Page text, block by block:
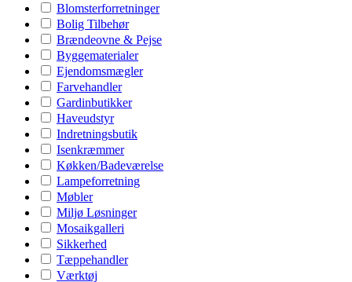
Blomsterforretninger
Bolig Tilbehør
Brændeovne & Pejse
Byggematerialer
Ejendomsmægler
Farvehandler
Gardinbutikker
Haveudstyr
Indretningsbutik
Isenkræmmer
Køkken/Badeværelse
Lampeforretning
Møbler
Miljø Løsninger
Mosaikgalleri
Sikkerhed
Tæppehandler
Værktøj